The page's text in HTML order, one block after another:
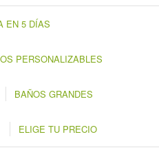
EN 5 DÍAS
PERSONALIZABLES
BAÑOS GRANDES
ELIGE TU PRECIO